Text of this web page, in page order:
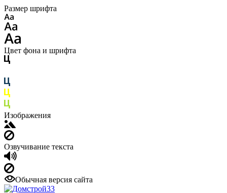
Размер шрифта
Цвет фона и шрифта
Изображения
Озвучивание текста
Обычная версия сайта